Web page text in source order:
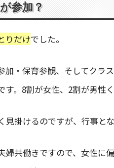
参加？
りだけでした。
加・保育参観、そしてクラ
す。8割が女性、2割が男性く
掛けるのですが、行事と
婦共働きですので、女性に